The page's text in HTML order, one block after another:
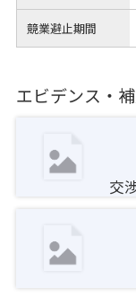
競業避止期間
エビデンス・
交